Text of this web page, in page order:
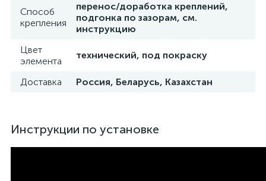
Способ
крепления
перенос/доработка креплений,
подгонка по зазорам, см.
инструкцию
Цвет
элемента
технический, под покраску
Доставка Россия, Беларусь, Казахстан
Инструкции по установке